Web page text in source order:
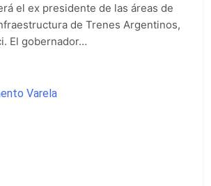
el ex presidente de las áreas de
de Trenes Argentinos,
El gobernador…